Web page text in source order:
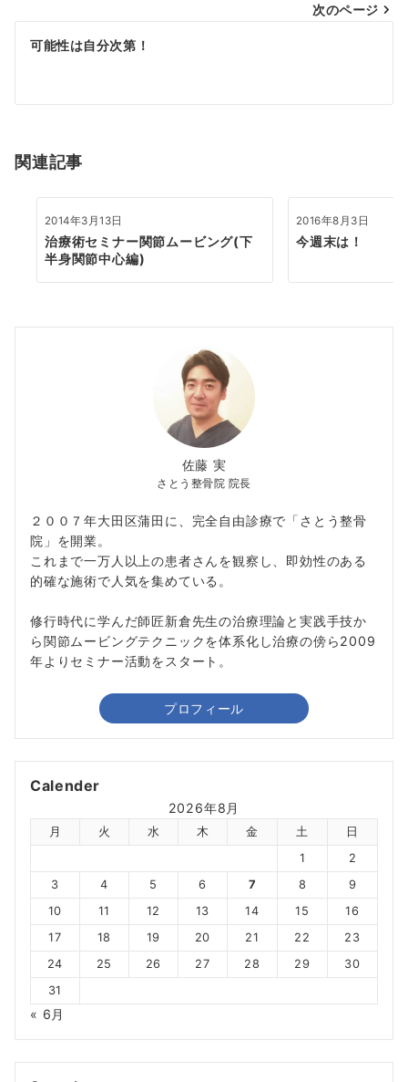
ビ
ゲ
シ
ン
次のページ
可能性は自分次第！
関連記事
2014年3月13日
治療術セミナー関節ムービング(下
半身関節中心編)
2016年8月3日
今週末は！
佐藤 実
さとう整骨院 院長
２００７年大田区蒲田に、完全自由診療で「さとう整骨
院」を開業。
これまで一万人以上の患者さんを観察し、即効性のある
的確な施術で人気を集めている。
修行時代に学んだ師匠新倉先生の治療理論と実践手技か
ら関節ムービングテクニックを体系化し治療の傍ら2009
年よりセミナー活動をスタート。
プロフィール
Calender
2026年8月
月 火 水 木 金 土
日
1
2
3
4 5 6 7 8
9
10
11 12 13 14 15
16
17
18 19 20 21 22
23
24
25 26 27 28 29
30
31
« 6月